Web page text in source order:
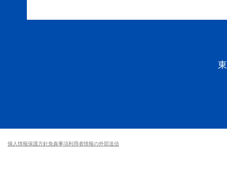
個人情報保護方針免責事項利用者情報の外部送信